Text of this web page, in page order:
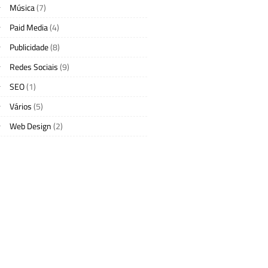
Música(7)
Paid Media(4)
Publicidade(8)
Redes Sociais(9)
SEO(1)
Vários(5)
Web Design(2)